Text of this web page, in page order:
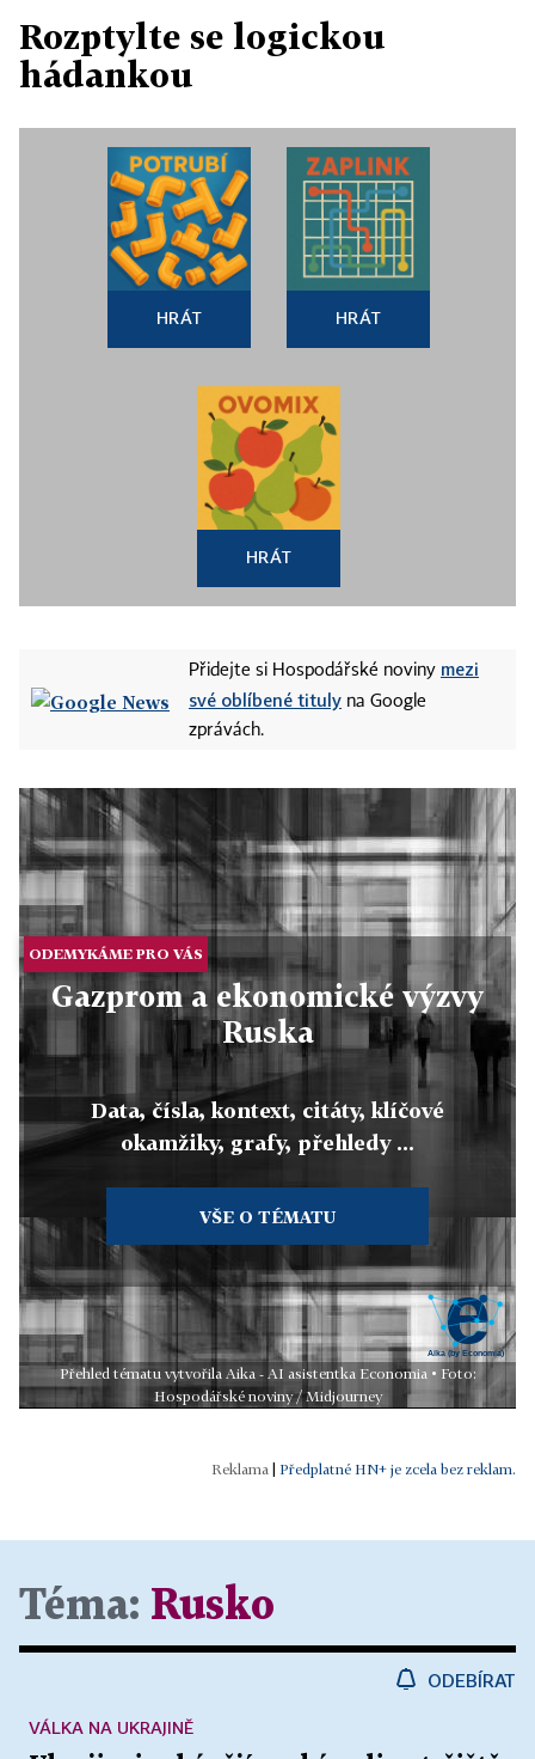
Rozptylte se logickou
hádankou
HRÁT HRÁT
HRÁT
Přidejte si Hospodářské noviny mezi
své oblíbené tituly na Google
zprávách.
ODEMYKÁME PRO VÁS
Gazprom a ekonomické výzvy
Ruska
Data, čísla, kontext, citáty, klíčové
okamžiky, grafy, přehledy ...
VŠE O TÉMATU
Přehled tématu vytvořila Aika - AI asistentka Economia • Foto:
Hospodářské noviny / Midjourney
| Předplatné HN+ je zcela bez reklam.
Téma: Rusko
ODEBÍRAT
VÁLKA NA UKRAJINĚ